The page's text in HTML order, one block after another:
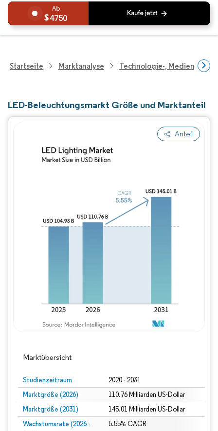
4750
Startseite Marktanalyse Technologie-, Medien- Und
LED-Beleuchtungsmarkt Größe und Marktanteil
Anteil
Marktübersicht
Studienzeitraum 2020 - 2031
Marktgröße (2026) 110.76 Milliarden US-Dollar
Marktgröße (2031) 145.01 Milliarden US-Dollar
Wachstumsrate (2026 -
5.55% CAGR